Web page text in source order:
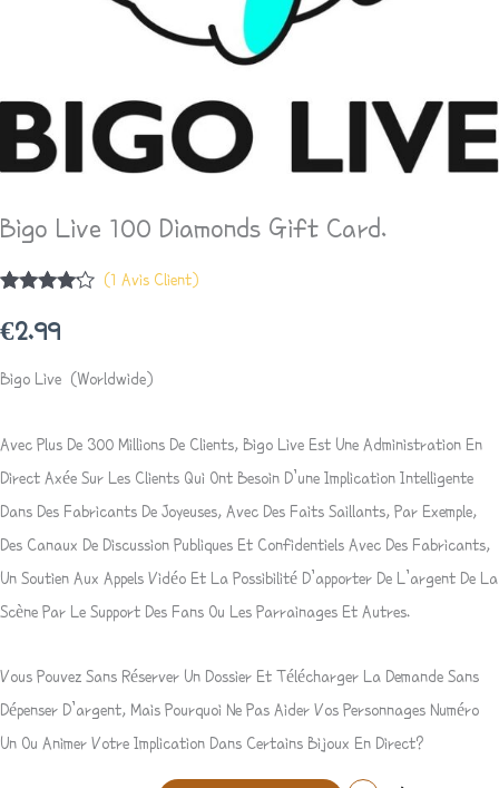
Bigo Live 100 Diamonds Gift Card.
Sur 5
Basé
Notation
(1 Avis Client)
€2.99
Bigo Live (Worldwide)
Avec Plus De 300 Millions De Clients, Bigo Live Est Une Administration En
Direct Axée Sur Les Clients Qui Ont Besoin D’une Implication Intelligente
Dans Des Fabricants De Joyeuses, Avec Des Faits Saillants, Par Exemple,
Des Canaux De Discussion Publiques Et Confidentiels Avec Des Fabricants,
Un Soutien Aux Appels Vidéo Et La Possibilité D’apporter De L’argent De La
Scène Par Le Support Des Fans Ou Les Parrainages Et Autres.
Vous Pouvez Sans Réserver Un Dossier Et Télécharger La Demande Sans
Dépenser D’argent, Mais Pourquoi Ne Pas Aider Vos Personnages Numéro
Un Ou Animer Votre Implication Dans Certains Bijoux En Direct?